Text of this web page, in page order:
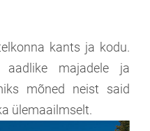
kants ja kodu.
aadlike majadele ja
mõned neist said
ülemaailmselt.